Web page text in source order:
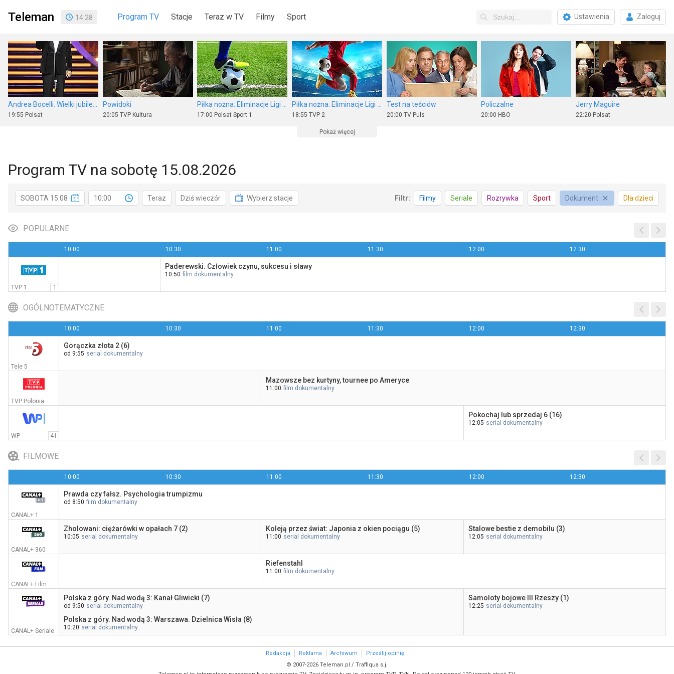
Teleman 14 28 Program TV Stacje Teraz w TV Filmy Sport Ustawienia Zaloguj
19:55 Polsat
Powidoki
20:05 TVP Kultura 17:00 Polsat Sport 1 18:55 TVP 2
Test na teściów
20:00 TV Puls
Policzalne
20:00 HBO
Jerry Maguire
22:20 Polsat
Piłka nożna: Eliminacje Ligi Europy UEFA
17:50Polsat Sport 1
Program informacyjny 19.30
19:30 TVP 1
Nieoczekiwana zmiana miejsc
20:00TVN 7
Złap mnie, jeśli potrafisz
20:00
Tylko nie ty
21:00Polsat Film
Nieukończony film
22:10ale kino+
Rodzina Leśniewskich odc. 1
17:45TVP Kultura
Żużel: Metalkas 2. Ekstraliga
20:00 CANAL+ Sport 5
Pokaż więcej
Program TV na sobotę 15.08.2026
SOBOTA 15.08 10:00 Teraz Dziś wieczór Wybierz stacje Filtr: Filmy Seriale Rozrywka Sport Dokument Dla dzieci
POPULARNE
10:00 10:30 11:00 11:30 12:00 12:30
TVP 1 1
Paderewski. Człowiek czynu, sukcesu i sławy
10:50 film dokumentalny
OGÓLNOTEMATYCZNE
10:00 10:30 11:00 11:30 12:00 12:30
Tele 5
Gorączka złota 2 (6)
od 9:55 serial dokumentalny
TVP Polonia
Mazowsze bez kurtyny, tournee po Ameryce
11:00 film dokumentalny
WP 41
Pokochaj lub sprzedaj 6 (16)
12:05 serial dokumentalny
FILMOWE
10:00 10:30 11:00 11:30 12:00 12:30
CANAL+ 1
Prawda czy fałsz. Psychologia trumpizmu
od 8:50 film dokumentalny
CANAL+ 360
Zholowani: ciężarówki w opałach 7 (2)
10:05 serial dokumentalny
Koleją przez świat: Japonia z okien pociągu (5)
11:00 serial dokumentalny
Stalowe bestie z demobilu (3)
12:05 serial dokumentalny
CANAL+ Film
Riefenstahl
11:00 film dokumentalny
CANAL+ Seriale
Polska z góry. Nad wodą 3: Kanał Gliwicki (7)
od 9:50 serial dokumentalny
Polska z góry. Nad wodą 3: Warszawa. Dzielnica Wisła (8)
10:20 serial dokumentalny
Samoloty bojowe III Rzeszy (1)
12:25 serial dokumentalny
Redakcja Reklama Archiwum
Prześlij opinię
© 2007-2026 Teleman.pl / Traffiqua s.j.